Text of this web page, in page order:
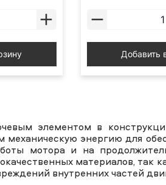
Добавить
элементом в
энергию для
мотора и на
материалов, так
внутренних частей